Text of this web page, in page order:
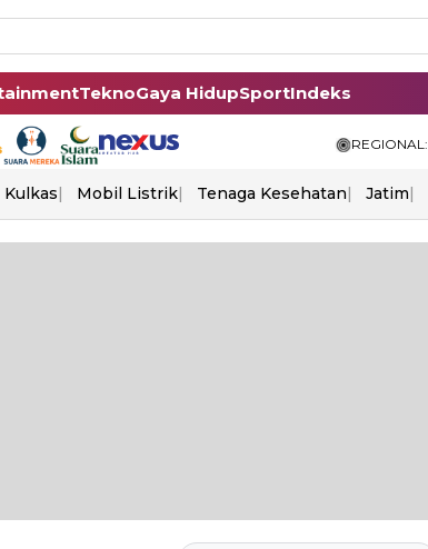
TeknoGaya HidupSportIndeks
REGIONAL:
Kulkas Mobil Listrik Tenaga Kesehatan Jatim